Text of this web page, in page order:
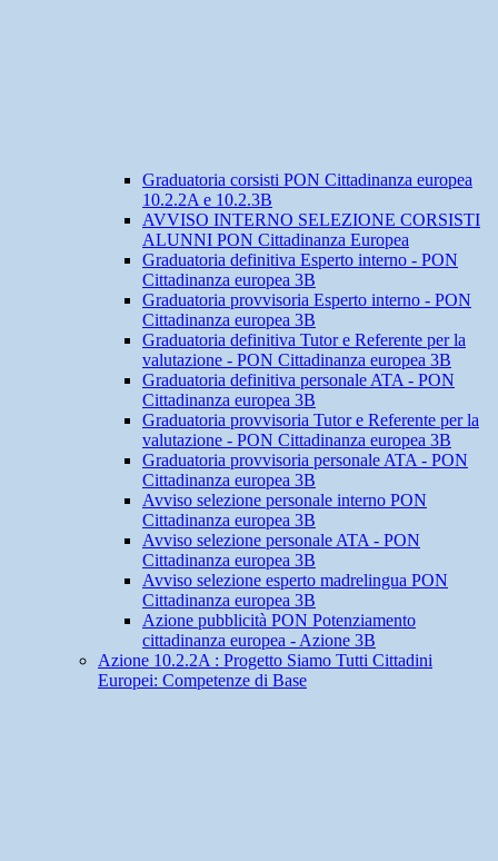
Graduatoria corsisti PON Cittadinanza europea
10.2.2A e 10.2.3B
AVVISO INTERNO SELEZIONE CORSISTI
ALUNNI PON Cittadinanza Europea
Graduatoria definitiva Esperto interno - PON
Cittadinanza europea 3B
Graduatoria provvisoria Esperto interno - PON
Cittadinanza europea 3B
Graduatoria definitiva Tutor e Referente per la
valutazione - PON Cittadinanza europea 3B
Graduatoria definitiva personale ATA - PON
Cittadinanza europea 3B
Graduatoria provvisoria Tutor e Referente per la
valutazione - PON Cittadinanza europea 3B
Graduatoria provvisoria personale ATA - PON
Cittadinanza europea 3B
Avviso selezione personale interno PON
Cittadinanza europea 3B
Avviso selezione personale ATA - PON
Cittadinanza europea 3B
Avviso selezione esperto madrelingua PON
Cittadinanza europea 3B
Azione pubblicità PON Potenziamento
cittadinanza europea - Azione 3B
Azione 10.2.2A : Progetto Siamo Tutti Cittadini
Europei: Competenze di Base